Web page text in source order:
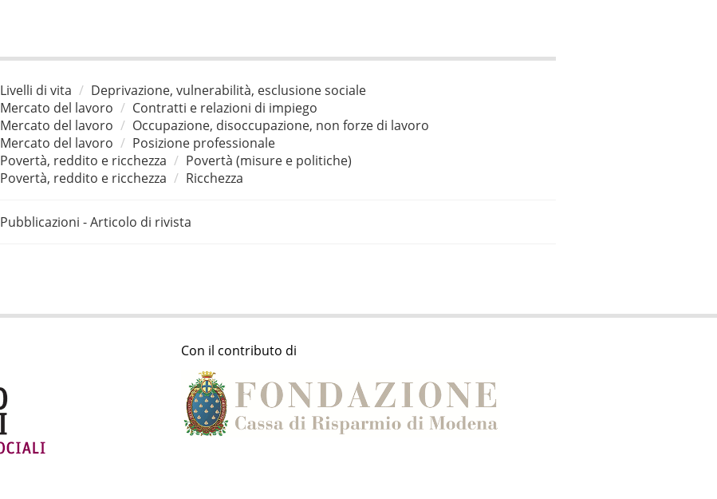
Livelli di vita
Deprivazione, vulnerabilità, esclusione sociale
Mercato del lavoro
Contratti e relazioni di impiego
Mercato del lavoro
Occupazione, disoccupazione, non forze di lavoro
Mercato del lavoro
Posizione professionale
Povertà, reddito e ricchezza
Povertà (misure e politiche)
Povertà, reddito e ricchezza
Ricchezza
Pubblicazioni - Articolo di rivista
Con il contributo di